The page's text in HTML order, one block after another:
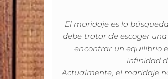
El maridaje es la
debe tratar de escoger
encontrar un equilibrio
infinidad
Actualmente, el maridaje